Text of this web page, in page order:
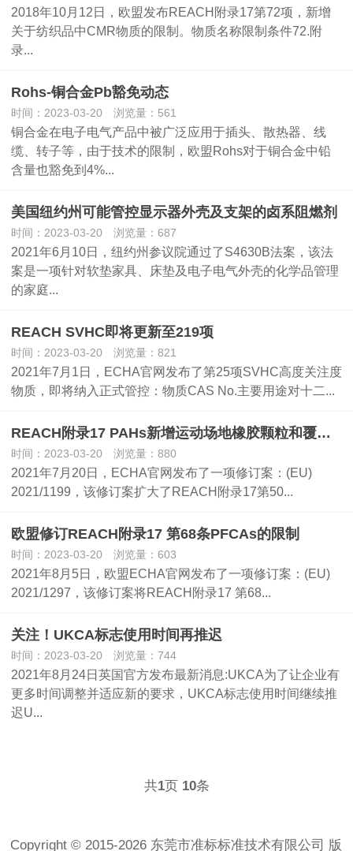
2018年10月12日，欧盟发布REACH附录17第72项，新增
关于纺织品中CMR物质的限制。物质名称限制条件72.附
录...
Rohs-铜合金Pb豁免动态
时间：2023-03-20 浏览量：561
铜合金在电子电气产品中被广泛应用于插头、散热器、线
缆、转子等，由于技术的限制，欧盟Rohs对于铜合金中铅
含量也豁免到4%...
美国纽约州可能管控显示器外壳及支架的卤系阻燃剂
时间：2023-03-20 浏览量：687
2021年6月10日，纽约州参议院通过了S4630B法案，该法
案是一项针对软垫家具、床垫及电子电气外壳的化学品管理
的家庭...
REACH SVHC即将更新至219项
时间：2023-03-20 浏览量：821
2021年7月1日，ECHA官网发布了第25项SVHC高度关注度
物质，即将纳入正式管控：物质CAS No.主要用途对十二...
REACH附录17 PAHs新增运动场地橡胶颗粒和覆盖物的限制
时间：2023-03-20 浏览量：880
2021年7月20日，ECHA官网发布了一项修订案：(EU)
2021/1199，该修订案扩大了REACH附录17第50...
欧盟修订REACH附录17 第68条PFCAs的限制
时间：2023-03-20 浏览量：603
2021年8月5日，欧盟ECHA官网发布了一项修订案：(EU)
2021/1297，该修订案将REACH附录17 第68...
关注！UKCA标志使用时间再推迟
时间：2023-03-20 浏览量：744
2021年8月24日英国官方发布最新消息:UKCA为了让企业有
更多时间调整并适应新的要求，UKCA标志使用时间继续推
迟U...
共1页 10条
Copyright © 2015-2026 东莞市准标标准技术有限公司 版